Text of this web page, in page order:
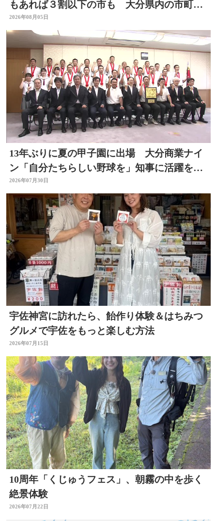
もあれば３割以下の市も 大分県内の市町村
を調査
2026年08月05日
13年ぶりに夏の甲子園に出場 大分商業ナイ
ン「自分たちらしい野球を」知事に活躍を誓
う
2026年07月30日
宇佐神宮に訪れたら、飴作り体験＆はちみつ
グルメで宇佐をもっと楽しむ方法
2026年07月15日
10周年「くじゅうフェス」、朝霧の中を歩く
絶景体験
2026年07月22日